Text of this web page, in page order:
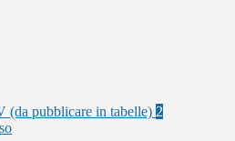
(da pubblicare in tabelle) 2